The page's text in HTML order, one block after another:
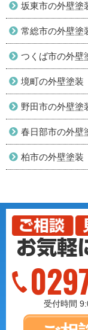
坂東市の外壁塗
常総市の外壁塗
つくば市の外壁
境町の外壁塗装
野田市の外壁塗
春日部市の外壁
柏市の外壁塗装
受付時間